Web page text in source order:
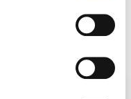
dílů
náhradních